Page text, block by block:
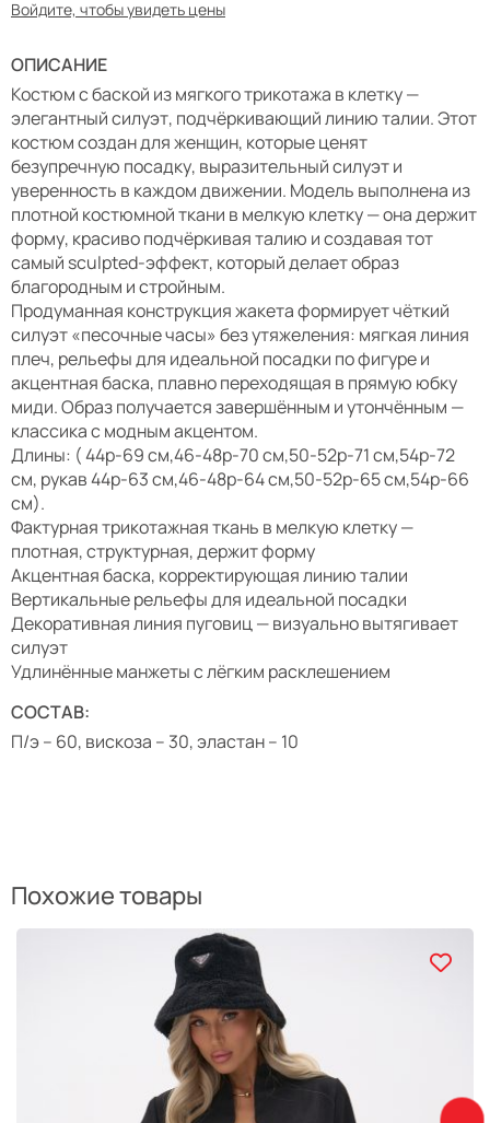
Войдите, чтобы увидеть цены
ОПИСАНИЕ
Костюм с баской из мягкого трикотажа в клетку —
элегантный силуэт, подчёркивающий линию талии. Этот
костюм создан для женщин, которые ценят
безупречную посадку, выразительный силуэт и
уверенность в каждом движении. Модель выполнена из
плотной костюмной ткани в мелкую клетку — она держит
форму, красиво подчёркивая талию и создавая тот
самый sculpted-эффект, который делает образ
благородным и стройным.
Продуманная конструкция жакета формирует чёткий
силуэт «песочные часы» без утяжеления: мягкая линия
плеч, рельефы для идеальной посадки по фигуре и
акцентная баска, плавно переходящая в прямую юбку
миди. Образ получается завершённым и утончённым —
классика с модным акцентом.
Длины: ( 44р-69 см,46-48р-70 см,50-52р-71 см,54р-72
см, рукав 44р-63 см,46-48р-64 см,50-52р-65 см,54р-66
см).
Фактурная трикотажная ткань в мелкую клетку —
плотная, структурная, держит форму
Акцентная баска, корректирующая линию талии
Вертикальные рельефы для идеальной посадки
Декоративная линия пуговиц — визуально вытягивает
силуэт
Удлинённые манжеты с лёгким расклешением
СОСТАВ:
П/э – 60, вискоза – 30, эластан – 10
Похожие товары